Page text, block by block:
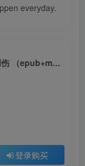
everyday.
带着裂痕生活 ：复原力如何帮助我们应对创伤 （epub+mobi+pdf）
登录购买